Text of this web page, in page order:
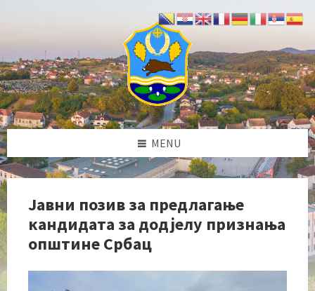
MENU
Јавни позив за предлагање
кандидата за додјелу признања
општине Србац